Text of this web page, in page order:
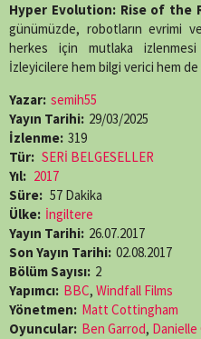
Hyper Evolution: Rise of the
günümüzde, robotların evrimi
herkes için mutlaka
İzleyicilere hem bilgi verici hem
Yazar: semih55
Yayın Tarihi: 29/03/2025
İzlenme: 319
Tür: SERİ BELGESELLER
Yıl: 2017
Süre: 57 Dakika
Ülke: İngiltere
Yayın Tarihi: 26.07.2017
Son Yayın Tarihi: 02.08.2017
Bölüm Sayısı: 2
Yapımcı: BBC, Windfall Films
Yönetmen: Matt Cottingham
Oyuncular: Ben Garrod, Danielle